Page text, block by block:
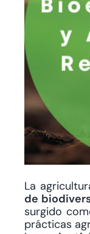
La
de
surgido
prácticas